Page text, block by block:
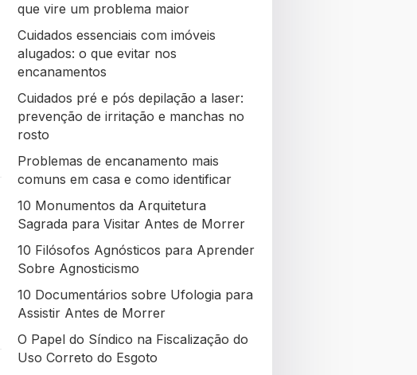
que vire um problema maior
Cuidados essenciais com imóveis
alugados: o que evitar nos
encanamentos
Cuidados pré e pós depilação a laser:
prevenção de irritação e manchas no
rosto
Problemas de encanamento mais
comuns em casa e como identificar
10 Monumentos da Arquitetura
Sagrada para Visitar Antes de Morrer
10 Filósofos Agnósticos para Aprender
Sobre Agnosticismo
10 Documentários sobre Ufologia para
Assistir Antes de Morrer
O Papel do Síndico na Fiscalização do
Uso Correto do Esgoto